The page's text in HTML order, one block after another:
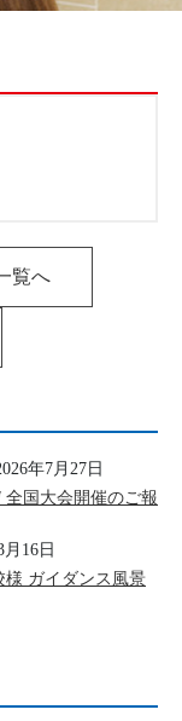
覧へ
年7月27日
全国大会開催のご報
月16日
様 ガイダンス風景